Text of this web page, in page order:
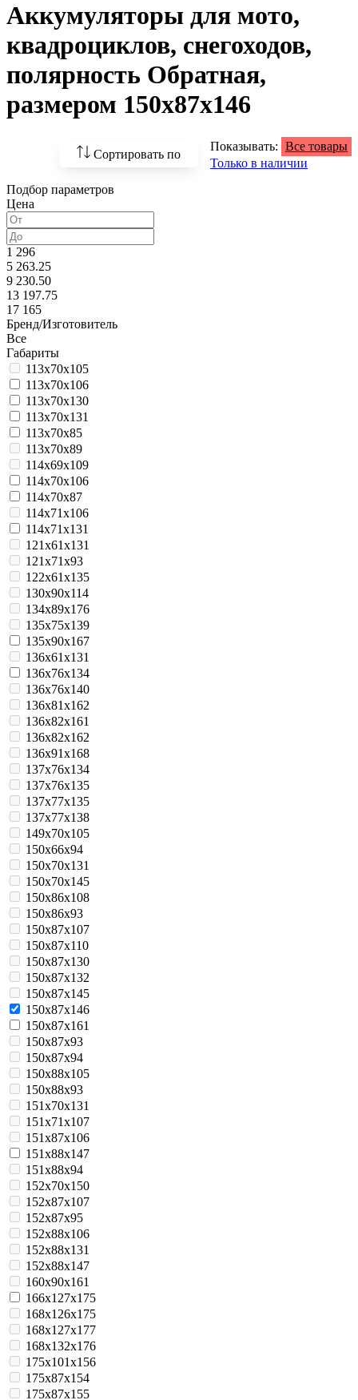
Аккумуляторы для мото,
квадроциклов, снегоходов,
полярность Обратная,
размером 150x87x146
Сортировать по
По возрастанию
По популярности
Показывать: Все товары
Только в наличии
Подбор параметров
Цена
1 296
5 263.25
9 230.50
13 197.75
17 165
Бренд/Изготовитель
Все
Габариты
113x70x105
113x70x106
113x70x130
113x70x131
113x70x85
113x70x89
114x69x109
114x70x106
114x70x87
114x71x106
114x71x131
121x61x131
121x71x93
122x61x135
130x90x114
134x89x176
135x75x139
135x90x167
136x61x131
136x76x134
136x76x140
136x81x162
136x82x161
136x82x162
136x91x168
137x76x134
137x76x135
137x77x135
137x77x138
149x70x105
150x66x94
150x70x131
150x70x145
150x86x108
150x86x93
150x87x107
150x87x110
150x87x130
150x87x132
150x87x145
150x87x146
150x87x161
150x87x93
150x87x94
150x88x105
150x88x93
151x70x131
151x71x107
151x87x106
151x88x147
151x88x94
152x70x150
152x87x107
152x87x95
152x88x106
152x88x131
152x88x147
160x90x161
166x127x175
168x126x175
168x127x177
168x132x176
175x101x156
175x87x154
175x87x155